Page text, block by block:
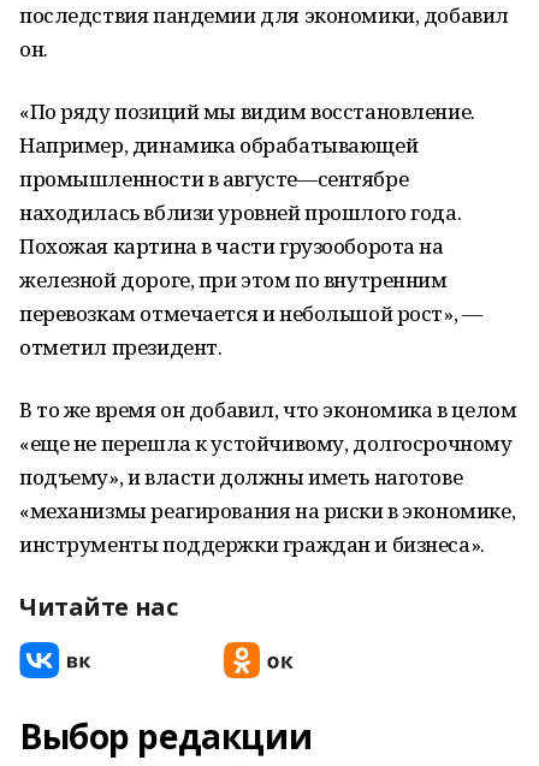
последствия пандемии для экономики, добавил
он.
«По ряду позиций мы видим восстановление.
Например, динамика обрабатывающей
промышленности в августе—сентябре
находилась вблизи уровней прошлого года.
Похожая картина в части грузооборота на
железной дороге, при этом по внутренним
перевозкам отмечается и небольшой рост», —
отметил президент.
В то же время он добавил, что экономика в целом
«еще не перешла к устойчивому, долгосрочному
подъему», и власти должны иметь наготове
«механизмы реагирования на риски в экономике,
инструменты поддержки граждан и бизнеса».
Читайте нас
Выбор редакции